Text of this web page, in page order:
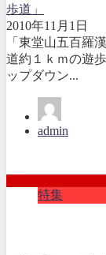
歩道」
2010年11月1日
「東堂山五百羅
道約１ｋｍの遊
ップダウン...
admin
特集